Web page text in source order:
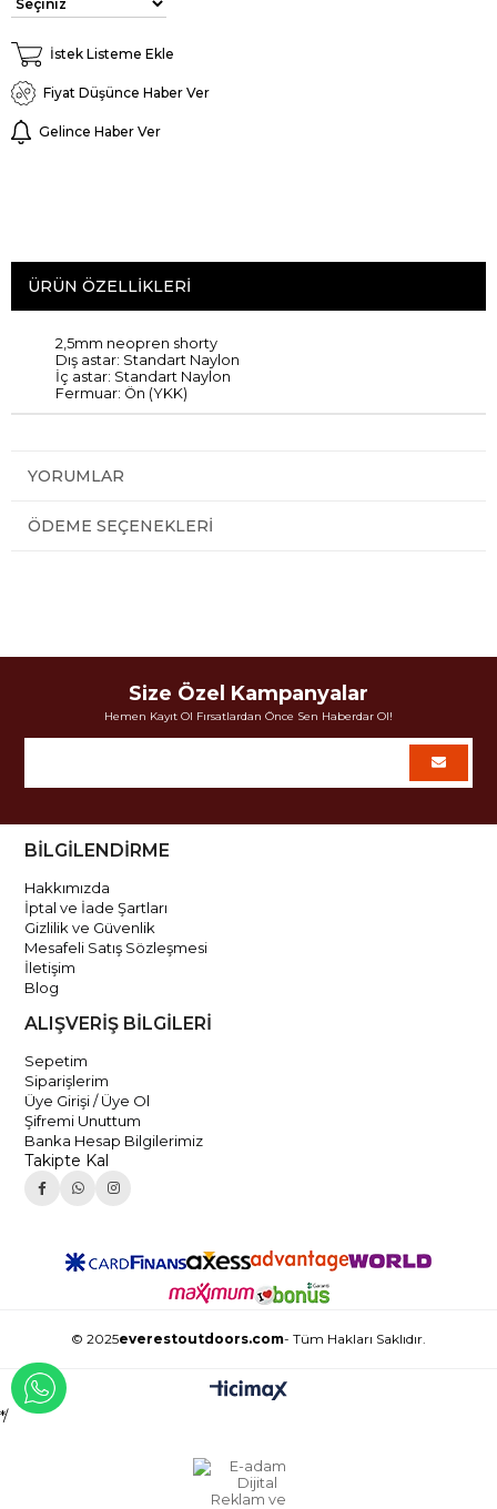
İstek Listeme Ekle
Fiyat Düşünce Haber Ver
Gelince Haber Ver
ÜRÜN ÖZELLIKLERI
2,5mm neopren shorty
Dış astar: Standart Naylon
İç astar: Standart Naylon
Fermuar: Ön (YKK)
YORUMLAR
ÖDEME SEÇENEKLERI
Size Özel Kampanyalar
Hemen Kayıt Ol Fırsatlardan Önce Sen Haberdar Ol!
BİLGİLENDİRME
Hakkımızda
İptal ve İade Şartları
Gizlilik ve Güvenlik
Mesafeli Satış Sözleşmesi
İletişim
Blog
ALIŞVERİŞ BİLGİLERİ
Sepetim
Siparişlerim
Üye Girişi / Üye Ol
Şifremi Unuttum
Banka Hesap Bilgilerimiz
Takipte Kal
© 2025everestoutdoors.com- Tüm Hakları Saklıdır.
*/
WHATSAPP İLE İLETİŞİME GEÇ